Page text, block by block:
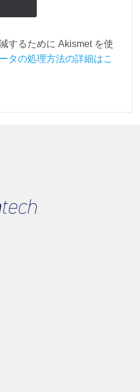
するために Akismet を使
タの処理方法の詳細はこ